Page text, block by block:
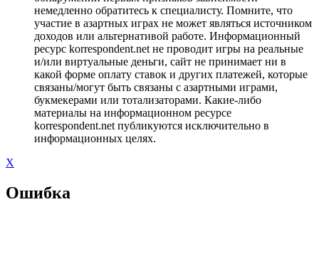
немедленно обратитесь к специалисту. Помните, что
участие в азартных играх не может являться источником
доходов или альтернативой работе. Информационный
ресурс korrespondent.net не проводит игры на реальные
и/или виртуальные деньги, сайт не принимает ни в
какой форме оплату ставок и других платежей, которые
связаны/могут быть связаны с азартными играми,
букмекерами или тотализаторами. Какие-либо
материалы на информационном ресурсе
korrespondent.net публикуются исключительно в
информационных целях.
X
Ошибка